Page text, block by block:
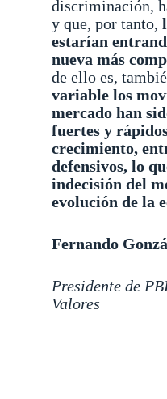
discriminación,
y que, por tanto,
estarían
nueva más
de ello es,
variable los
mercado han
fuertes y
crecimiento,
defensivos, lo
indecisión del
evolución de la
Fernando
Presidente de
Valores